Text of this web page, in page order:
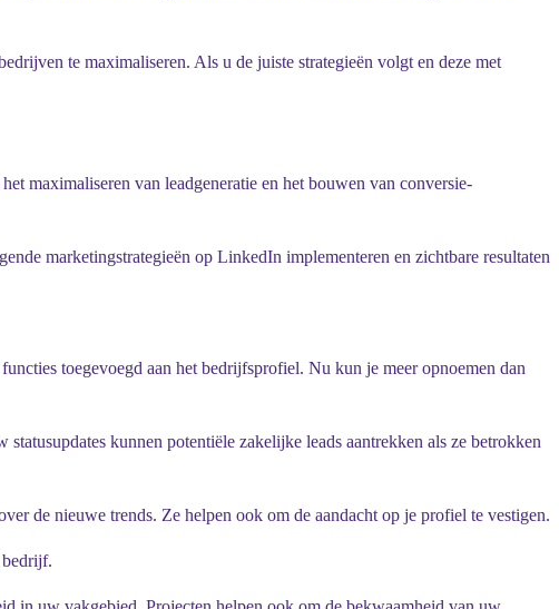
te maximaliseren. Als u de juiste strategieën volgt en deze met
maximaliseren van leadgeneratie en het bouwen van conversie-
marketingstrategieën op LinkedIn implementeren en zichtbare resultaten
toegevoegd aan het bedrijfsprofiel. Nu kun je meer opnoemen dan
kunnen potentiële zakelijke leads aantrekken als ze betrokken
de nieuwe trends. Ze helpen ook om de aandacht op je profiel te vestigen.